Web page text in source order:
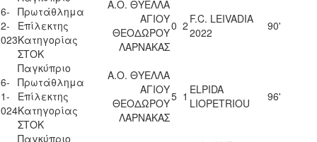
Πρωτάθλημα
Επίλεκτης
Κατηγορίας
ΣΤΟΚ
Α.Ο. ΘΥΕΛΛΑ
ΑΓΙΟΥ
ΘΕΟΔΩΡΟΥ
ΛΑΡΝΑΚΑΣ
0 2 F.C. LEIVADIA
2022
90'
Παγκύπριο
Πρωτάθλημα
Επίλεκτης
Κατηγορίας
ΣΤΟΚ
Α.Ο. ΘΥΕΛΛΑ
ΑΓΙΟΥ
ΘΕΟΔΩΡΟΥ
ΛΑΡΝΑΚΑΣ
5 1 ELPIDA
LIOPETRIOU
96'
Παγκύπριο